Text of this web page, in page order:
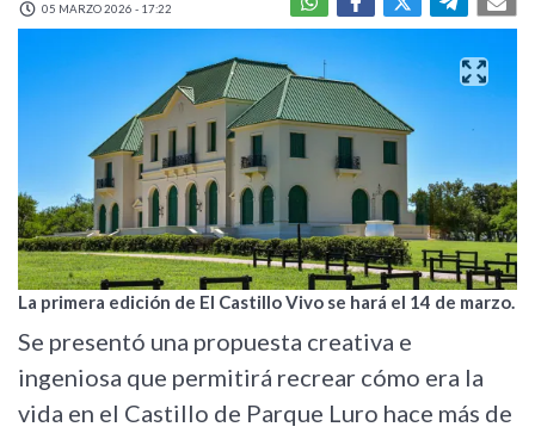
05 MARZO 2026 - 17:22
La primera edición de El Castillo Vivo se hará el 14 de marzo.
Se presentó una propuesta creativa e
ingeniosa que permitirá recrear cómo era la
vida en el Castillo de Parque Luro hace más de